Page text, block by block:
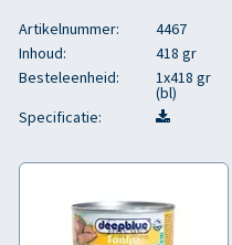
Artikelnummer:
4467
Inhoud:
418 gr
Besteleenheid:
1x418 gr
(bl)
Specificatie: